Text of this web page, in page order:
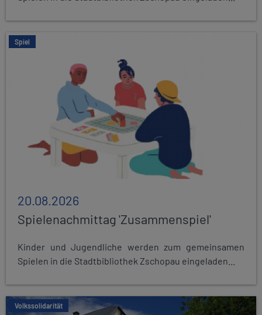
Spiel
20.08.2026
Spielenachmittag 'Zusammenspiel'
Kinder und Jugendliche werden zum gemeinsamen
Spielen in die Stadtbibliothek Zschopau eingeladen...
Volkssolidarität